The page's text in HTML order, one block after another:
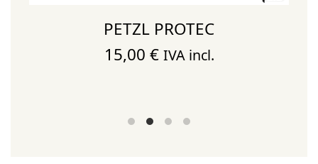
PETZL PROTEC
15,00 € IVA incl.